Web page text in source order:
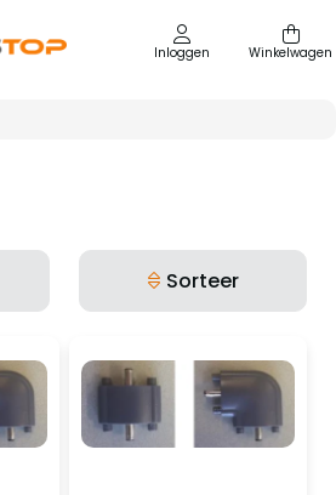
Inloggen Winkelwagen
Sorteer